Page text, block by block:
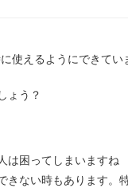
使えるようにできて
ょう？
は困ってしまいますね
ない時もあります。